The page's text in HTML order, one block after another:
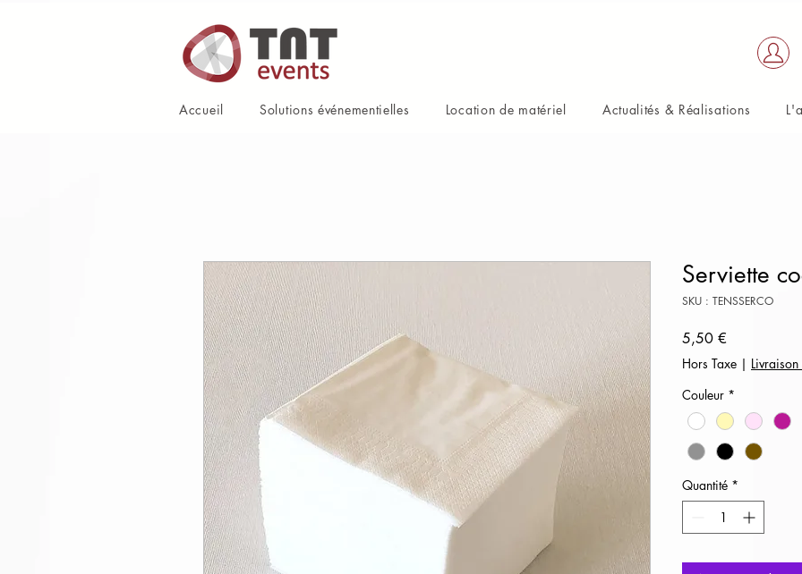
Serviette
SKU : TENSSERCO
5,50 €
Hors Taxe |
Couleur *
Quantité *
Accueil Solutions événementielles Location de matériel Actualités & Réalisations